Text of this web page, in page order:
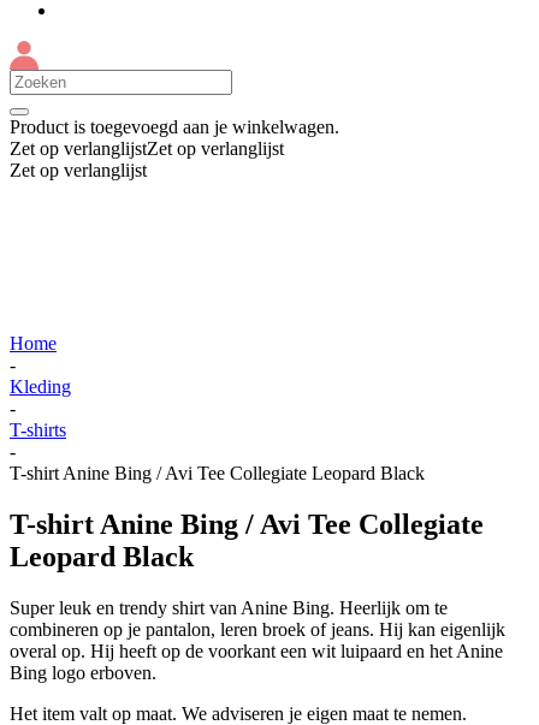
Product is toegevoegd aan je winkelwagen.
Zet op verlanglijstZet op verlanglijst
Zet op verlanglijst
Home
-
Kleding
-
T-shirts
-
T-shirt Anine Bing / Avi Tee Collegiate Leopard Black
T-shirt Anine Bing / Avi Tee Collegiate
Leopard Black
Super leuk en trendy shirt van Anine Bing. Heerlijk om te
combineren op je pantalon, leren broek of jeans. Hij kan eigenlijk
overal op. Hij heeft op de voorkant een wit luipaard en het Anine
Bing logo erboven.
Het item valt op maat. We adviseren je eigen maat te nemen.